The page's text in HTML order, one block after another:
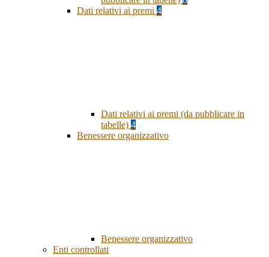
Dati relativi ai premi 4
Dati relativi ai premi (da pubblicare in
tabelle) 4
Benessere organizzativo
Benessere organizzativo
Enti controllati